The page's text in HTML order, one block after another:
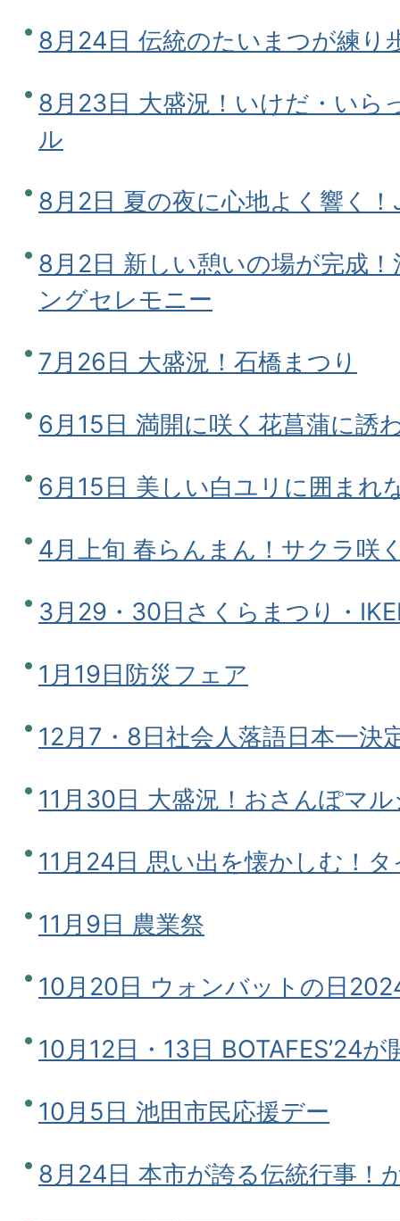
8月24日 伝統のたいまつが練り
8月23日 大盛況！いけだ・いら
ル
8月2日 夏の夜に心地よく響く
8月2日 新しい憩いの場が完成
ングセレモニー
7月26日 大盛況！石橋まつり
6月15日 満開に咲く花菖蒲に誘
6月15日 美しい白ユリに囲まれ
4月上旬 春らんまん！サクラ咲
3月29・30日さくらまつり・
1月19日防災フェア
12月7・8日社会人落語日本一決
11月30日 大盛況！おさんぽマ
11月24日 思い出を懐かしむ！
11月9日 農業祭
10月20日 ウォンバットの日
10月12日・13日 BOTAFES’24
10月5日 池田市民応援デー
8月24日 本市が誇る伝統行事！